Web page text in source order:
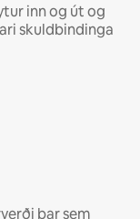
inn og út og
skuldbindinga
þar sem